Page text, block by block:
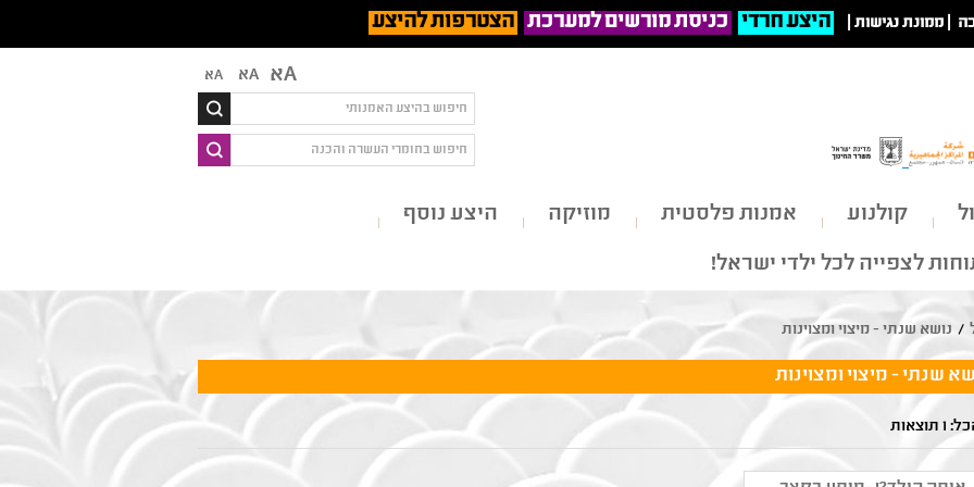
ממונת נגישות היצע חרדי כניסת מורשים למערכת הצטרפות להיצע
Aא Aא Aא
קולנוע אמנות פלסטית מוזיקה
היצע נוסף
לצפייה לכל ילדי ישראל!
/ נושא שנתי - מיצוי ומצוינות
שנתי - מיצוי ומצוינות